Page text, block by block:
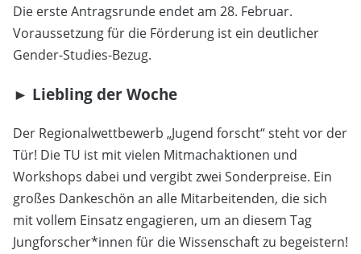
Die erste Antragsrunde endet am 28. Februar.
Voraussetzung für die Förderung ist ein deutlicher
Gender-Studies-Bezug.
► Liebling der Woche
Der Regionalwettbewerb „Jugend forscht“ steht vor der
Tür! Die TU ist mit vielen Mitmachaktionen und
Workshops dabei und vergibt zwei Sonderpreise. Ein
großes Dankeschön an alle Mitarbeitenden, die sich
mit vollem Einsatz engagieren, um an diesem Tag
Jungforscher*innen für die Wissenschaft zu begeistern!